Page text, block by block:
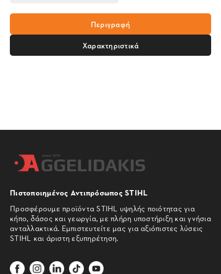
Περιγραφή
Χαρακτηριστικά
Πιστοποιημένος Αντιπρόσωπος STIHL
Προσφέρουμε προϊόντα STIHL υψηλής ποιότητας για
κήπο, δάσος και γεωργία, με πλήρη υποστήριξη και γνήσια
ανταλλακτικά. Εμπιστευτείτε μας για αξιόπιστες λύσεις
STIHL και άριστη εξυπηρέτηση.